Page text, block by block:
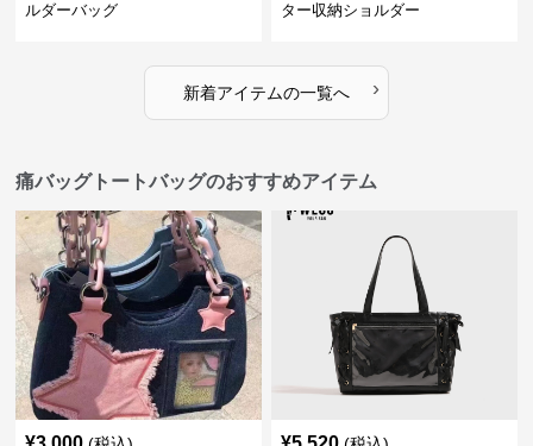
ルダーバッグ
ター収納ショルダー
新着アイテムの一覧へ ›
痛バッグトートバッグのおすすめアイテム